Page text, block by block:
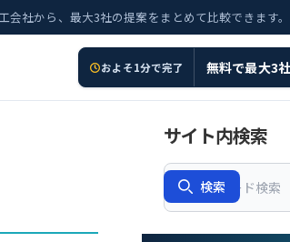
社から、最大3社の提案をまとめて比較できます。
およそ1分で完了 無料で最大3
サイト内検索
Search
検索